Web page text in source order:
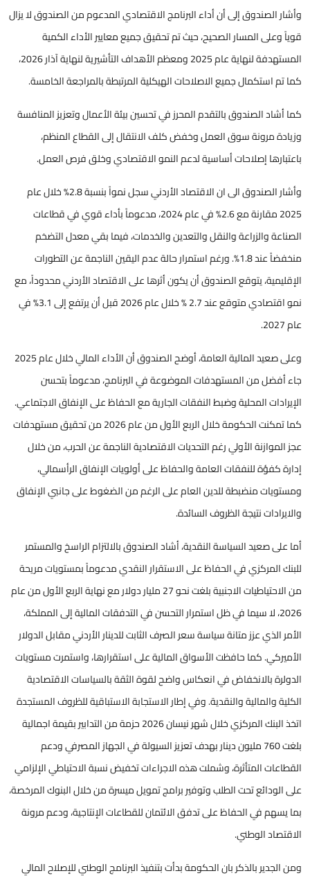
وأشار الصندوق إلى أن أداء البرنامج الاقتصادي المدعوم من الصندوق لا يزال
قوياً وعلى المسار الصحيح، حيث تم تحقيق جميع معايير الأداء الكمية
المستهدفة لنهاية عام 2025 ومعظم الأهداف التأشيرية لنهاية آذار 2026،
كما تم استكمال جميع الاصلاحات الهيكلية المرتبطة بالمراجعة الخامسة.
كما أشاد الصندوق بالتقدم المحرز في تحسين بيئة الأعمال وتعزيز المنافسة
وزيادة مرونة سوق العمل وخفض كلف الانتقال إلى القطاع المنظم،
باعتبارها إصلاحات أساسية لدعم النمو الاقتصادي وخلق فرص العمل.
وأشار الصندوق الى ان الاقتصاد الأردني سجل نمواً بنسبة 2.8% خلال عام
2025 مقارنة مع 2.6% في عام 2024، مدعوماً بأداء قوي في قطاعات
الصناعة والزراعة والنقل والتعدين والخدمات، فيما بقي معدل التضخم
منخفضاً عند 1.8%. ورغم استمرار حالة عدم اليقين الناجمة عن التطورات
الإقليمية، يتوقع الصندوق أن يكون أثرها على الاقتصاد الأردني محدوداً، مع
نمو اقتصادي متوقع عند 2.7 % خلال عام 2026 قبل أن يرتفع إلى 3.1% في
عام 2027.
وعلى صعيد المالية العامة، أوضح الصندوق أن الأداء المالي خلال عام 2025
جاء أفضل من المستهدفات الموضوعة في البرنامج، مدعوماً بتحسن
الإيرادات المحلية وضبط النفقات الجارية مع الحفاظ على الإنفاق الاجتماعي.
كما تمكنت الحكومة خلال الربع الأول من عام 2026 من تحقيق مستهدفات
عجز الموازنة الأولي رغم التحديات الاقتصادية الناجمة عن الحرب، من خلال
إدارة كفؤة للنفقات العامة والحفاظ على أولويات الإنفاق الرأسمالي،
ومستويات منضبطة للدين العام على الرغم من الضغوط على جانبي الإنفاق
والايرادات نتيجة الظروف السائدة.
أما على صعيد السياسة النقدية، أشاد الصندوق بالالتزام الراسخ والمستمر
للبنك المركزي في الحفاظ على الاستقرار النقدي مدعوماً بمستويات مريحة
من الاحتياطيات الاجنبية بلغت نحو 27 مليار دولار مع نهاية الربع الأول من عام
2026، لا سيما في ظل استمرار التحسن في التدفقات المالية إلى المملكة،
الأمر الذي عزز متانة سياسة سعر الصرف الثابت للدينار الأردني مقابل الدولار
الأميركي. كما حافظت الأسواق المالية على استقرارها، واستمرت مستويات
الدولرة بالانخفاض في انعكاس واضح لقوة الثقة بالسياسات الاقتصادية
الكلية والمالية والنقدية. وفي إطار الاستجابة الاستباقية للظروف المستجدة
اتخذ البنك المركزي خلال شهر نيسان 2026 حزمة من التدابير بقيمة اجمالية
بلغت 760 مليون دينار بهدف تعزيز السيولة في الجهاز المصرفي ودعم
القطاعات المتأثرة، وشملت هذه الاجراءات تخفيض نسبة الاحتياطي الإلزامي
على الودائع تحت الطلب وتوفير برامج تمويل ميسرة من خلال البنوك المرخصة،
بما يسهم في الحفاظ على تدفق الائتمان للقطاعات الإنتاجية، ودعم مرونة
الاقتصاد الوطني.
ومن الجدير بالذكر بان الحكومة بدأت بتنفيذ البرنامج الوطني للإصلاح المالي